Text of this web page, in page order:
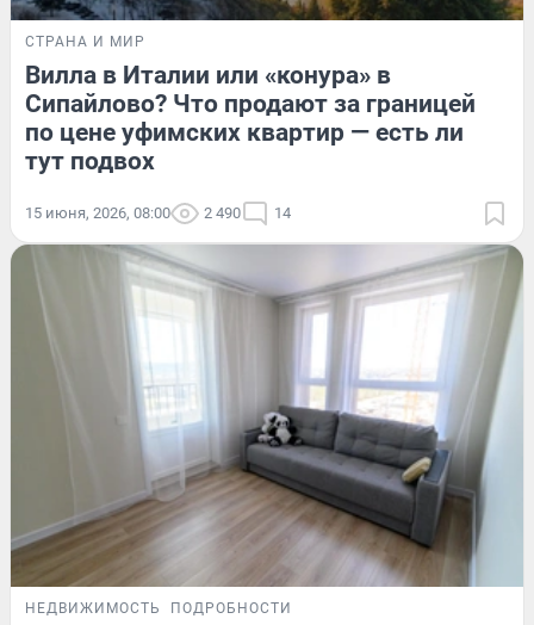
СТРАНА И МИР
Вилла в Италии или «конура» в
Сипайлово? Что продают за границей
по цене уфимских квартир — есть ли
тут подвох
15 июня, 2026, 08:00 2 490 14
НЕДВИЖИМОСТЬ ПОДРОБНОСТИ